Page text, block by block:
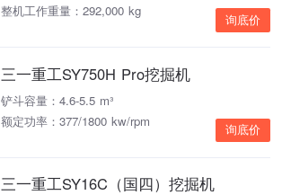
整机工作重量：292,000 kg
询底价
三一重工SY750H Pro挖掘机
铲斗容量：4.6-5.5 m³
额定功率：377/1800 kw/rpm
询底价
三一重工SY16C（国四）挖掘机